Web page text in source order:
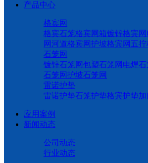
产品中心
格宾网
格宾石笼格宾网箱镀锌格宾网
网河道格宾网护坡格宾网 五拧
石笼网
镀锌石笼网包塑石笼网 电焊石
石笼网护坡石笼网
雷诺护垫
雷诺护垫石笼护垫格宾护垫
应用案例
新闻动态
公司动态
行业动态